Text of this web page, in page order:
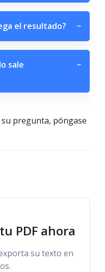
el resultado? −
sale
−
pregunta, póngase
PDF ahora
su texto en